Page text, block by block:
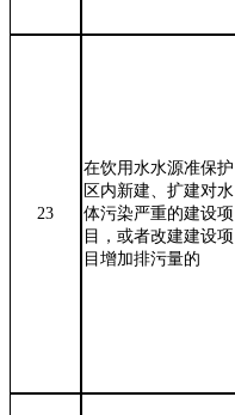
23
在饮用水水源准保护
区内新建、扩建对水
体污染严重的建设项
目，或者改建建设项
目增加排污量的